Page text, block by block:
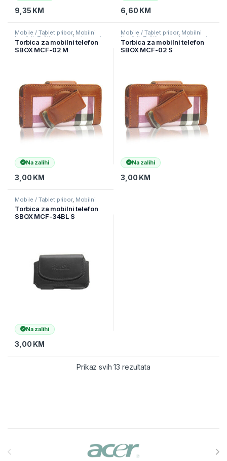
9,35 KM 6,60 KM
Mobile / Tablet pribor, Mobilni
Uređaji Zaštitne maske i coveri
Torbica za mobilni telefon
SBOX MCF-02 M
Na zalihi
3,00 KM
Mobile / Tablet pribor, Mobilni
Uređaji Zaštitne maske i coveri
Torbica za mobilni telefon
SBOX MCF-02 S
Na zalihi
3,00 KM
Mobile / Tablet pribor, Mobilni
Zaštitne maske i coveri
Torbica za mobilni telefon
SBOX MCF-34BL S
Na zalihi
3,00 KM
Prikaz svih 13 rezultata